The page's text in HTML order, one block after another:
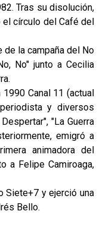
Tras su disolución,
círculo del Café del
la campaña del No
No" junto a Cecilia
Canal 11 (actual
y diversos
"La Guerra
emigró a
animadora del
a Felipe Camiroaga,
Siete+7 y ejerció una
Bello.